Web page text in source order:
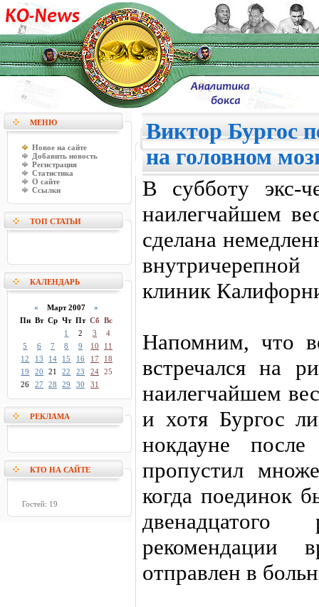
МЕНЮ
Новое на сайте
Добавить новость
Регистрация
Статистика
О сайте
Ссылки
ТОП СТАТЬИ
КАЛЕНДАРЬ
« Март 2007 »
Пн Вт Ср Чт Пт Сб Вс
1
2 3
4
5
6 7 8 9 10
11
12
13 14 15 16 17
18
19
20 21 22 23 24 25
26
27 28 29 30 31
РЕКЛАМА
КТО НА САЙТЕ
Гостей: 19
Виктор Бургос
на головном
В субботу экс-
наилегчайшем
сделана
клиник
Напомним, что
встречался на
наилегчайшем
и хотя Бургос
нокдауне
пропустил
когда поединок
рекомендации
отправлен в